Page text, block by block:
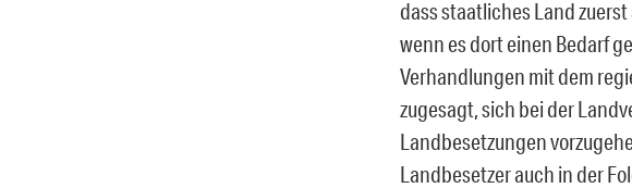
dass staatliches Land
wenn es dort einen Bedarf
Verhandlungen mit dem
zugesagt, sich bei der
Landbesetzungen
Landbesetzer auch in der